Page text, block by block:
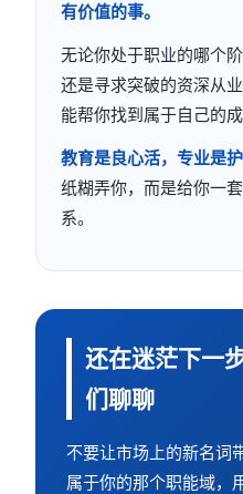
有价值的事。
无论你处于职业的哪个
还是寻求突破的资深从
能帮你找到属于自己的成
教育是良心活，专业是
纸糊弄你，而是给你一
系。
还在迷茫下一
们聊聊
不要让市场上的新名词
属于你的那个职能域，